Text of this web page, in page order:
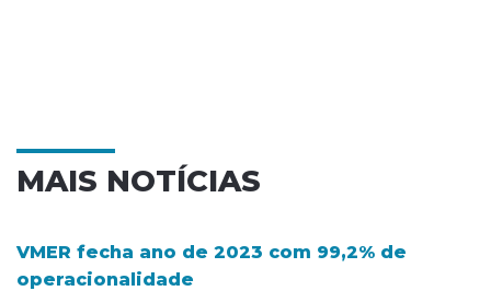
MAIS NOTÍCIAS
VMER fecha ano de 2023 com 99,2% de
operacionalidade